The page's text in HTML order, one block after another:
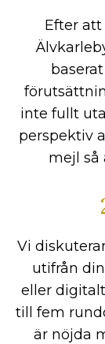
Efter
inte fullt
perspektiv
mejl så
Vi
utifrån
eller
till fem
är nöjda